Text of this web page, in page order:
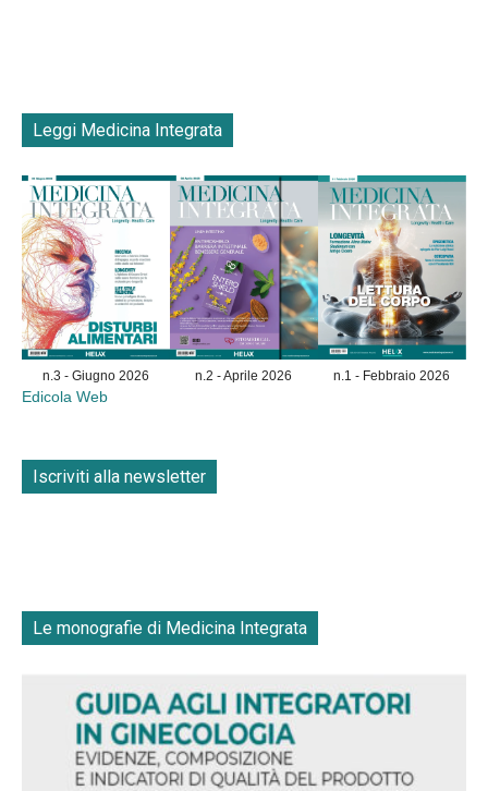
Leggi Medicina Integrata
n.3 - Giugno 2026 n.2 - Aprile 2026 n.1 - Febbraio 2026
Edicola Web
Iscriviti alla newsletter
Le monografie di Medicina Integrata